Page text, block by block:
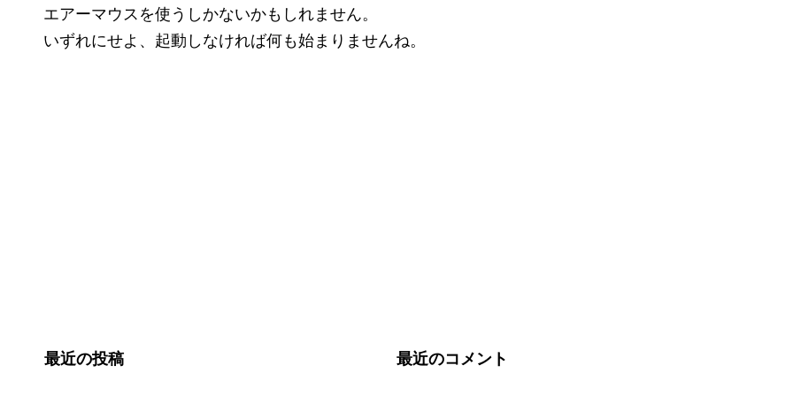
エアーマウスを使うしかないかもしれません。
いずれにせよ、起動しなければ何も始まりませんね。
最近の投稿 最近のコメント